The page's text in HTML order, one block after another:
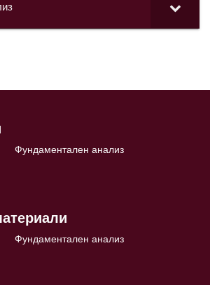
Фундаментален анализ
Фундаментален анализ